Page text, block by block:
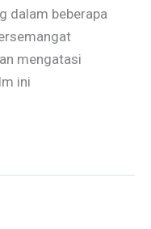
dalam beberapa
mengatasi
ini